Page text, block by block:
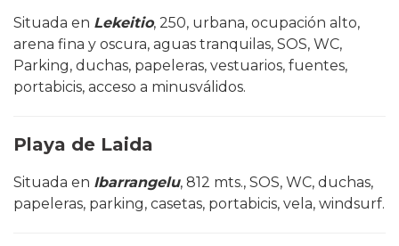
Situada en Lekeitio, 250, urbana, ocupación alto,
arena fina y oscura, aguas tranquilas, SOS, WC,
Parking, duchas, papeleras, vestuarios, fuentes,
portabicis, acceso a minusválidos.
Playa de Laida
Situada en Ibarrangelu, 812 mts., SOS, WC, duchas,
papeleras, parking, casetas, portabicis, vela, windsurf.